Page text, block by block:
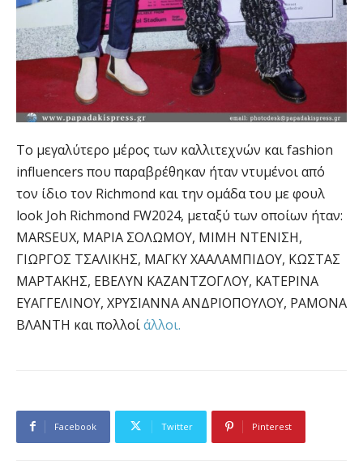
Το μεγαλύτερο μέρος των καλλιτεχνών και fashion
influencers που παραβρέθηκαν ήταν ντυμένοι από
τον ίδιο τον Richmond και την ομάδα του με φουλ
look Joh Richmond FW2024, μεταξύ των οποίων ήταν:
MARSEUX, ΜΑΡΙΑ ΣΟΛΩΜΟΥ, ΜΙΜΗ ΝΤΕΝΙΣΗ,
ΓΙΩΡΓΟΣ ΤΣΑΛΙΚΗΣ, ΜΑΓΚΥ ΧΑΑΛΑΜΠΙΔΟΥ, ΚΩΣΤΑΣ
ΜΑΡΤΑΚΗΣ, ΕΒΕΛΥΝ ΚΑΖΑΝΤΖΟΓΛΟΥ, ΚΑΤΕΡΙΝΑ
ΕΥΑΓΓΕΛΙΝΟΥ, ΧΡΥΣΙΑΝΝΑ ΑΝΔΡΙΟΠΟΥΛΟΥ, ΡΑΜΟΝΑ
ΒΛΑΝΤΗ και πολλοίάλλοι.
Facebook Twitter Pinterest